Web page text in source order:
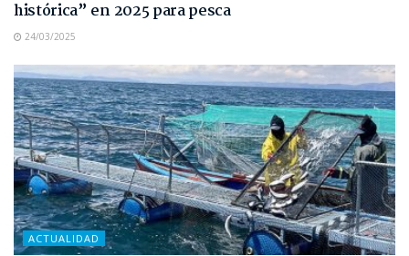
histórica” en 2025 para pesca
24/03/2025
ACTUALIDAD